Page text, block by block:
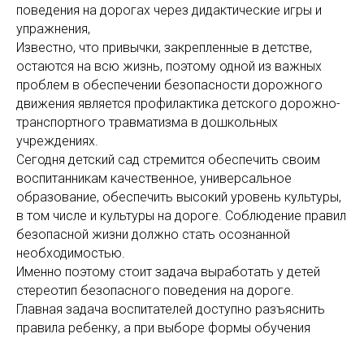
поведения на дорогах через дидактические игры и
упражнения,
Известно, что привычки, закрепленные в детстве,
остаются на всю жизнь, поэтому одной из важных
проблем в обеспечении безопасности дорожного
движения является профилактика детского дорожно-
транспортного травматизма в дошкольных
учреждениях.
Сегодня детский сад стремится обеспечить своим
воспитанникам качественное, универсальное
образование, обеспечить высокий уровень культуры,
в том числе и культуры на дороге. Соблюдение правил
безопасной жизни должно стать осознанной
необходимостью.
Именно поэтому стоит задача выработать у детей
стереотип безопасного поведения на дороге.
Главная задача воспитателей доступно разъяснить
правила ребенку, а при выборе формы обучения